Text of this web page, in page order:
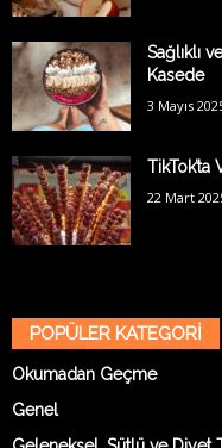
Sağlıklı
Kasede
3 Mayıs
TikTok’ta
22 Mart
POPÜLER KATEGORİ
Okumadan Geçme
Genel